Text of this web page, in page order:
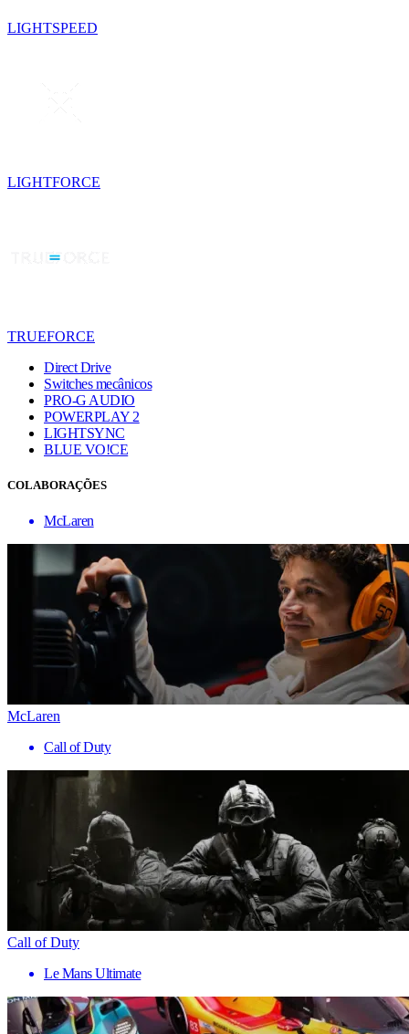
LIGHTSPEED
LIGHTFORCE
TRUEFORCE
Direct Drive
Switches mecânicos
PRO-G AUDIO
POWERPLAY 2
LIGHTSYNC
BLUE VO!CE
COLABORAÇÕES
McLaren
McLaren
Call of Duty
Call of Duty
Le Mans Ultimate